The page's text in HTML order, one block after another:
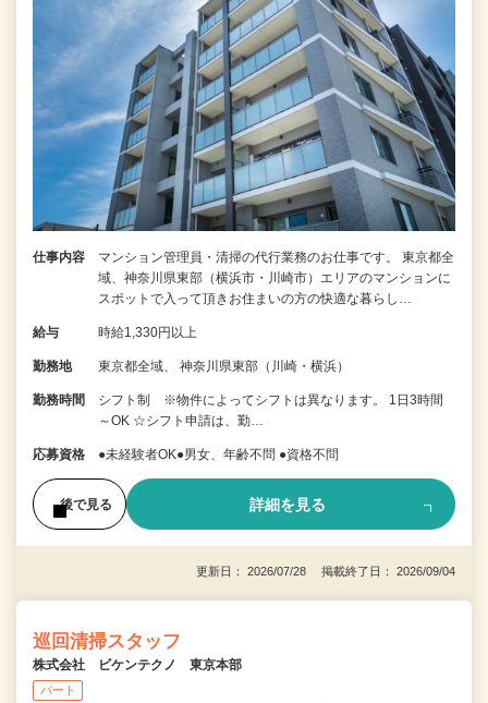
仕事内容
マンション管理員・清掃の代行業務のお仕事です。 東京都全
域、神奈川県東部（横浜市・川崎市）エリアのマンションに
スポットで入って頂きお住まいの方の快適な暮らし…
給与 時給1,330円以上
勤務地 東京都全域、 神奈川県東部（川崎・横浜）
勤務時間
シフト制 ※物件によってシフトは異なります。 1日3時間
～OK ☆シフト申請は、勤…
応募資格 ●未経験者OK●男女、年齢不問 ●資格不問
後で見る 詳細を見る
更新日： 2026/07/28 掲載終了日： 2026/09/04
巡回清掃スタッフ
株式会社 ビケンテクノ 東京本部
パート